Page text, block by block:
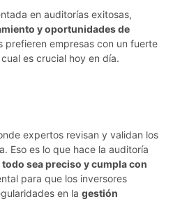
en auditorías exitosas,
y oportunidades de
prefieren empresas con un fuerte
es crucial hoy en día.
expertos revisan y validan los
Eso es lo que hace la auditoría
sea preciso y cumpla con
para que los inversores
en la gestión